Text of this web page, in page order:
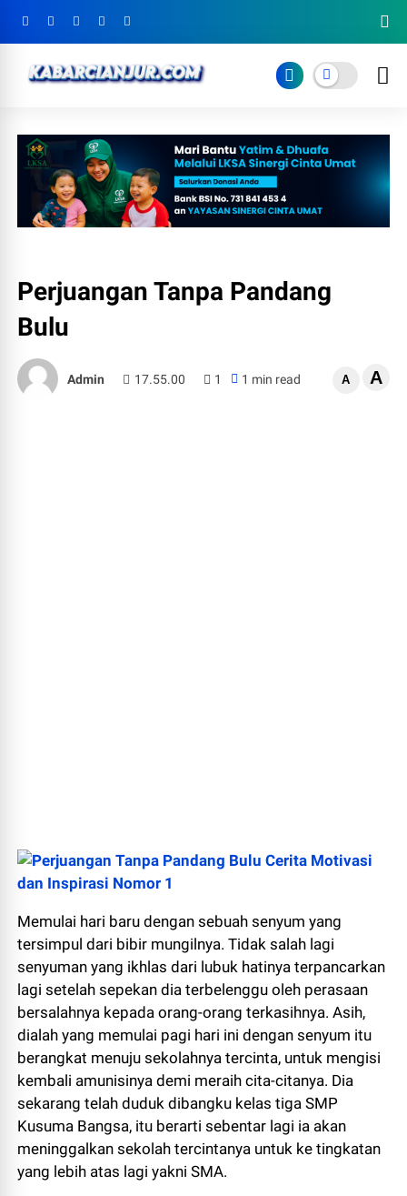
Perjuangan Tanpa Pandang
Bulu
Admin 17.55.00 1 1 min read A A
Memulai hari baru dengan sebuah senyum yang
tersimpul dari bibir mungilnya. Tidak salah lagi
senyuman yang ikhlas dari lubuk hatinya terpancarkan
lagi setelah sepekan dia terbelenggu oleh perasaan
bersalahnya kepada orang-orang terkasihnya. Asih,
dialah yang memulai pagi hari ini dengan senyum itu
berangkat menuju sekolahnya tercinta, untuk mengisi
kembali amunisinya demi meraih cita-citanya. Dia
sekarang telah duduk dibangku kelas tiga SMP
Kusuma Bangsa, itu berarti sebentar lagi ia akan
meninggalkan sekolah tercintanya untuk ke tingkatan
yang lebih atas lagi yakni SMA.